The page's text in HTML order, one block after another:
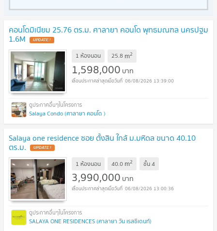
คอนโดมิเนียม 25.76 ตร.ม. ศาลายา คอนโด พุทธมณฑล นครปฐม
1.6M
1 ห้องนอน 25.8 m2
1,598,000 บาท
06/08/2026 13:39:00
Salaya Condo (ศาลายา คอนโด )
Salaya one residence ซอย ตั้งสิน ใกล้ ม.มหิดล ขนาด 40.10
ตร.ม.
1 ห้องนอน 40.0 m2 ชั้น4
3,990,000 บาท
06/08/2026 13:00:36
SALAYA ONE RESIDENCES (ศาลายา วัน เรสซิเดนท์)